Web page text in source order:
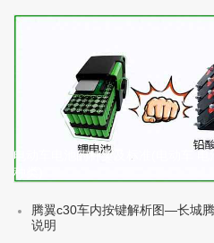
电动车电池的种类及标准(电动车 电池
种类)
腾翼c30车内按键解析图—长城
说明